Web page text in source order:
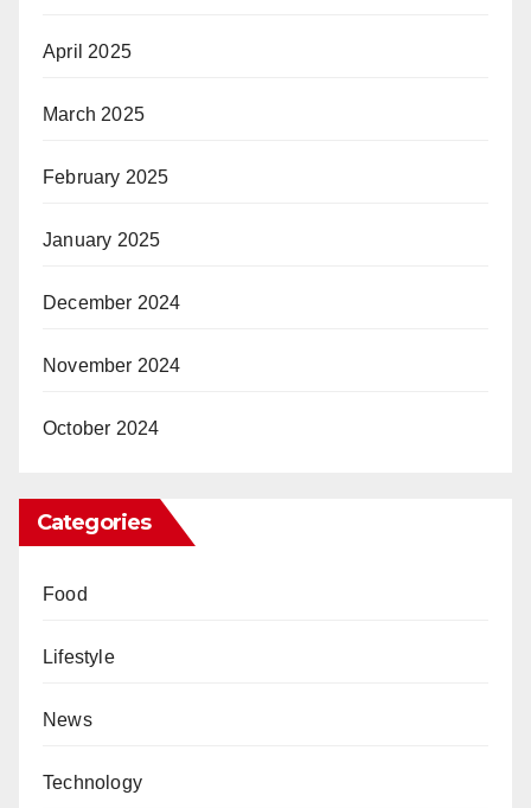
April 2025
March 2025
February 2025
January 2025
December 2024
November 2024
October 2024
Categories
Food
Lifestyle
News
Technology